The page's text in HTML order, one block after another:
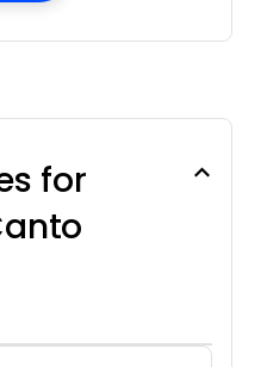
for